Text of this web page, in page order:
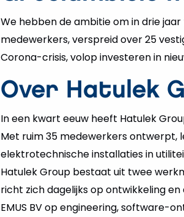
We hebben de ambitie om in drie
medewerkers, verspreid over 25
Corona-crisis, volop investeren in
Over Hatulek
In een kwart eeuw heeft Hatulek
Met ruim 35 medewerkers ontwerpt,
elektrotechnische installaties in
Hatulek Group bestaat uit twee
richt zich dagelijks op ontwikkeling
EMUS BV op engineering, software-